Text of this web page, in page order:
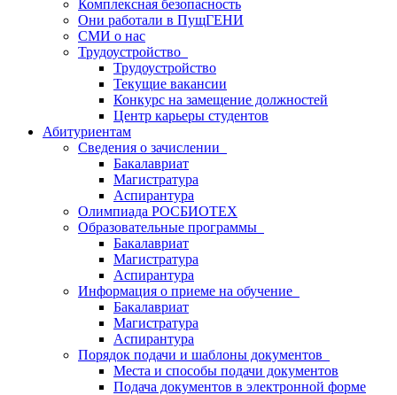
Комплексная безопасность
Они работали в ПущГЕНИ
СМИ о нас
Трудоустройство
Трудоустройство
Текущие вакансии
Конкурс на замещение должностей
Центр карьеры студентов
Абитуриентам
Сведения о зачислении
Бакалавриат
Магистратура
Аспирантура
Олимпиада РОСБИОТЕХ
Образовательные программы
Бакалавриат
Магистратура
Аспирантура
Информация о приеме на обучение
Бакалавриат
Магистратура
Аспирантура
Порядок подачи и шаблоны документов
Места и способы подачи документов
Подача документов в электронной форме